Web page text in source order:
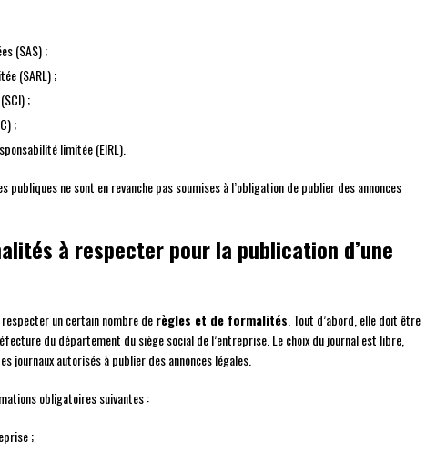
(SAS) ;
(SARL) ;
;
;
limitée (EIRL).
ne sont en revanche pas soumises à l’obligation de publier des annonces
à respecter pour la publication d’une
un certain nombre derègles et de formalités . Tout d’abord, elle doit être
du département du siège social de l’entreprise. Le choix du journal est libre,
journaux autorisés à publier des annonces légales.
obligatoires suivantes :
;